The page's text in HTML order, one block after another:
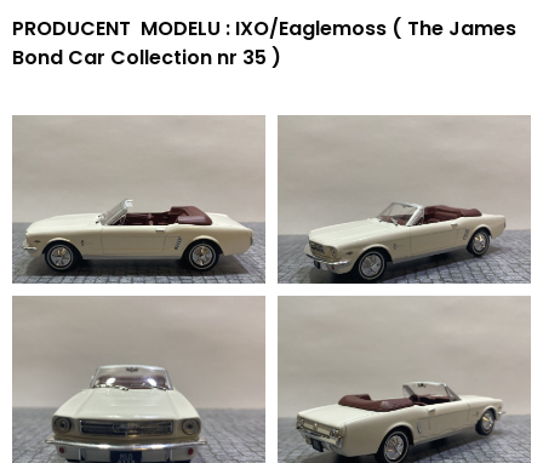
PRODUCENT MODELU : IXO/Eaglemoss ( The James
Bond Car Collection nr 35 )